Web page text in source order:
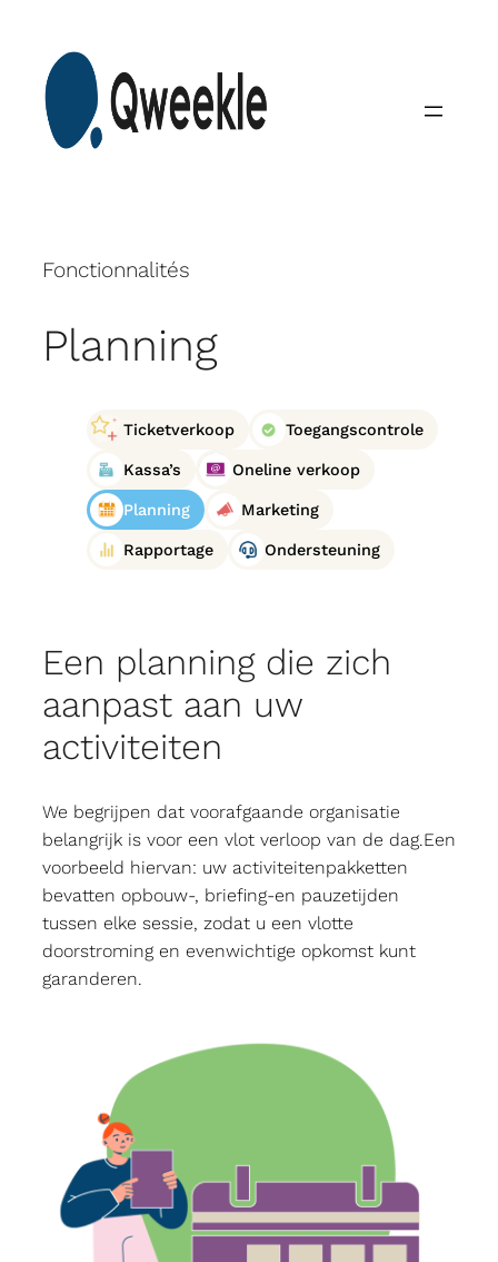
content
Fonctionnalités
Planning
Ticketverkoop Toegangscontrole
Kassa’s Oneline verkoop
Planning Marketing
Rapportage Ondersteuning
Een planning die zich
aanpast aan uw
activiteiten
We begrijpen dat voorafgaande organisatie
belangrijk is voor een vlot verloop van de dag.Een
voorbeeld hiervan: uw activiteitenpakketten
bevatten opbouw-, briefing-en pauzetijden
tussen elke sessie, zodat u een vlotte
doorstroming en evenwichtige opkomst kunt
garanderen.